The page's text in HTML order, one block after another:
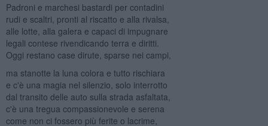
Padroni e marchesi bastardi per contadini
rudi e scaltri, pronti al riscatto e alla rivalsa,
alle lotte, alla galera e capaci di impugnare
legali contese rivendicando terra e diritti.
Oggi restano case dirute, sparse nei campi,
ma stanotte la luna colora e tutto rischiara
e c'è una magia nel silenzio, solo interrotto
dal transito delle auto sulla strada asfaltata,
c'è una tregua compassionevole e serena
come non ci fossero più ferite o lacrime,